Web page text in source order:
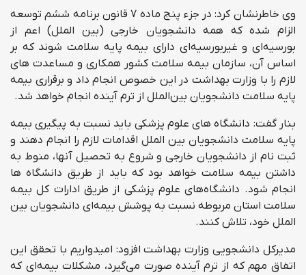
وی خاطرنشان کرد: در جزء پنج ماده ۷ قانون برنامه ششم توسعه
الزام شده که همه دانشجویان خارجی (بین الملل) اعم از
بورسیه‌ای و غیربورسیه‌ای دارای بیمه پایه سلامت شوند که بر
اساس آن، سازمان بیمه سلامت کشور همکاری و مساعدت های
لازم را با وزارت بهداشت در این خصوص انجام داد و برقراری بیمه
پایه سلامت دانشجویان بین‌الملل از ترم آینده انجام خواهد شد.
بنار گفت: دانشگاه های علوم پزشکی باید نسبت به پیگیری بیمه
پایه سلامت دانشجویان بین الملل اقدامات لازم را انجام دهند و
ثبت نام از دانشجویان خارجی و شروع به تحصیل آنها، منوط به
داشتن بیمه سلامت خواهد بود که باید از طریق دانشگاه ها
انجام شود. دانشگاه‌های علوم پزشکی از طریق ادارات کل بیمه
سلامت استان مربوطه نسبت به پوشش بیمه‌ای دانشجویان بین
الملل خود، تلاش کنند.
مدیرکل دانشجویی وزارت بهداشت افزود: امیدواریم با تحقق این
اتفاق مهم که از ترم آینده صورت می‌گیرد، مشکلات بیمه‌ای که